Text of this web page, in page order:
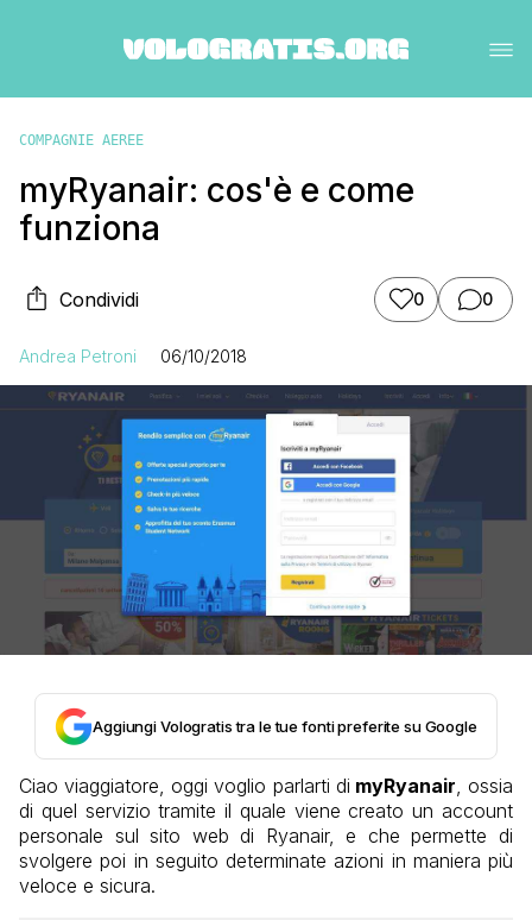
COMPAGNIE AEREE
myRyanair: cos'è e come
funziona
Condividi 0 0
Andrea Petroni 06/10/2018
Aggiungi Vologratis tra le tue fonti preferite su Google
Ciao viaggiatore, oggi voglio parlarti di myRyanair, ossia
di quel servizio tramite il quale viene creato un account
personale sul sito web di Ryanair, e che permette di
svolgere poi in seguito determinate azioni in maniera più
veloce e sicura.